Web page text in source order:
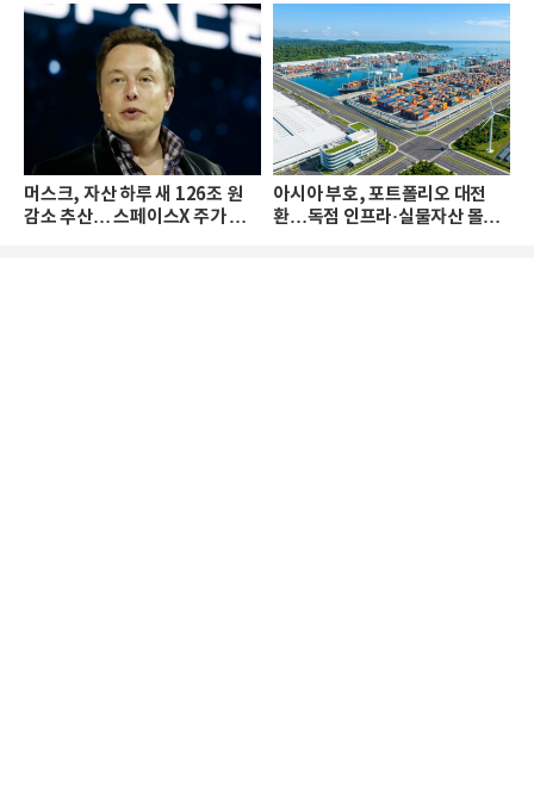
머스크, 자산 하루 새 126조 원
감소 추산… 스페이스X 주가 하
아시아 부호, 포트폴리오 대전
환…독점 인프라·실물자산 몰린